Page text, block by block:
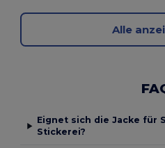
Alle
Eignet sich die Jacke für
Stickerei?